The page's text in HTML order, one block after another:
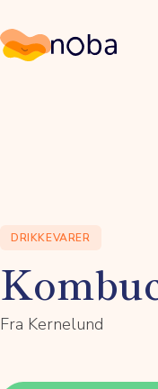
Noba
DRIKKEVARER
Fra Kernelund